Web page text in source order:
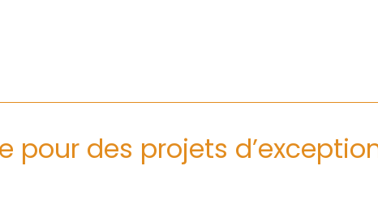
pour des projets